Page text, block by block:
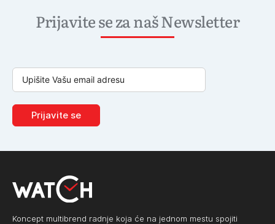
Prijavite se za naš Newsletter
Prijavite se
Koncept multibrend radnje koja će na jednom mestu spojiti